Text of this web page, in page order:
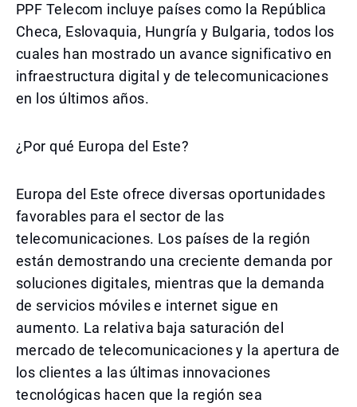
PPF Telecom incluye países como la República
Checa, Eslovaquia, Hungría y Bulgaria, todos los
cuales han mostrado un avance significativo en
infraestructura digital y de telecomunicaciones
en los últimos años.
¿Por qué Europa del Este?
Europa del Este ofrece diversas oportunidades
favorables para el sector de las
telecomunicaciones. Los países de la región
están demostrando una creciente demanda por
soluciones digitales, mientras que la demanda
de servicios móviles e internet sigue en
aumento. La relativa baja saturación del
mercado de telecomunicaciones y la apertura de
los clientes a las últimas innovaciones
tecnológicas hacen que la región sea